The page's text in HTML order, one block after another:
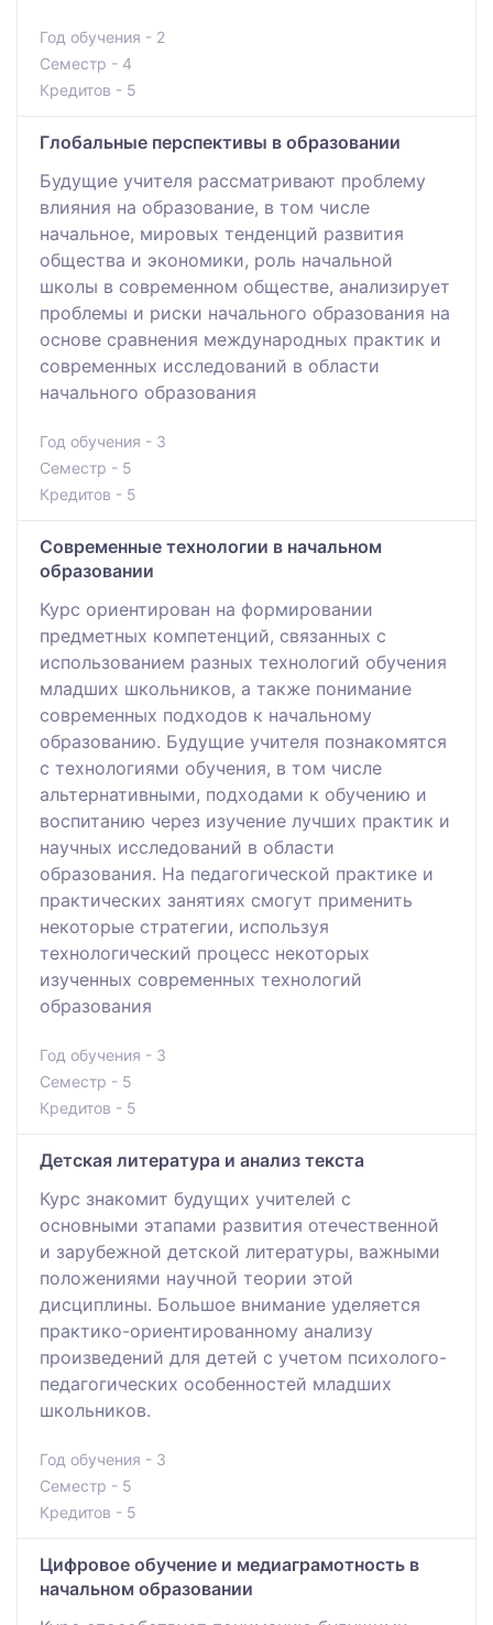
Год обучения - 2
Семестр - 4
Кредитов - 5
Глобальные перспективы в образовании
Будущие учителя рассматривают проблему
влияния на образование, в том числе
начальное, мировых тенденций развития
общества и экономики, роль начальной
школы в современном обществе, анализирует
проблемы и риски начального образования на
основе сравнения международных практик и
современных исследований в области
начального образования
Год обучения - 3
Семестр - 5
Кредитов - 5
Современные технологии в начальном
образовании
Курс ориентирован на формировании
предметных компетенций, связанных с
использованием разных технологий обучения
младших школьников, а также понимание
современных подходов к начальному
образованию. Будущие учителя познакомятся
с технологиями обучения, в том числе
альтернативными, подходами к обучению и
воспитанию через изучение лучших практик и
научных исследований в области
образования. На педагогической практике и
практических занятиях смогут применить
некоторые стратегии, используя
технологический процесс некоторых
изученных современных технологий
образования
Год обучения - 3
Семестр - 5
Кредитов - 5
Детская литература и анализ текста
Курс знакомит будущих учителей с
основными этапами развития отечественной
и зарубежной детской литературы, важными
положениями научной теории этой
дисциплины. Большое внимание уделяется
практико-ориентированному анализу
произведений для детей с учетом психолого-
педагогических особенностей младших
школьников.
Год обучения - 3
Семестр - 5
Кредитов - 5
Цифровое обучение и медиаграмотность в
начальном образовании